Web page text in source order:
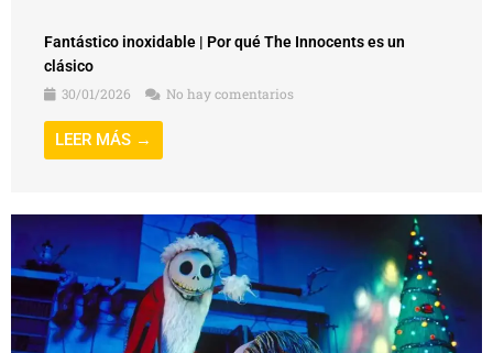
Fantástico inoxidable | Por qué The Innocents es un
clásico
30/01/2026
No hay comentarios
LEER MÁS →